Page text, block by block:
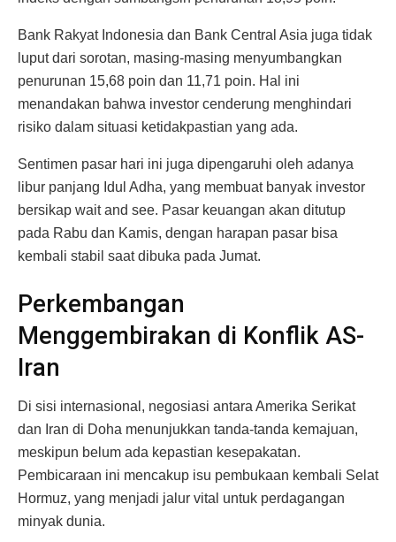
Bank Rakyat Indonesia dan Bank Central Asia juga tidak
luput dari sorotan, masing-masing menyumbangkan
penurunan 15,68 poin dan 11,71 poin. Hal ini
menandakan bahwa investor cenderung menghindari
risiko dalam situasi ketidakpastian yang ada.
Sentimen pasar hari ini juga dipengaruhi oleh adanya
libur panjang Idul Adha, yang membuat banyak investor
bersikap wait and see. Pasar keuangan akan ditutup
pada Rabu dan Kamis, dengan harapan pasar bisa
kembali stabil saat dibuka pada Jumat.
Perkembangan
Menggembirakan di Konflik AS-
Iran
Di sisi internasional, negosiasi antara Amerika Serikat
dan Iran di Doha menunjukkan tanda-tanda kemajuan,
meskipun belum ada kepastian kesepakatan.
Pembicaraan ini mencakup isu pembukaan kembali Selat
Hormuz, yang menjadi jalur vital untuk perdagangan
minyak dunia.